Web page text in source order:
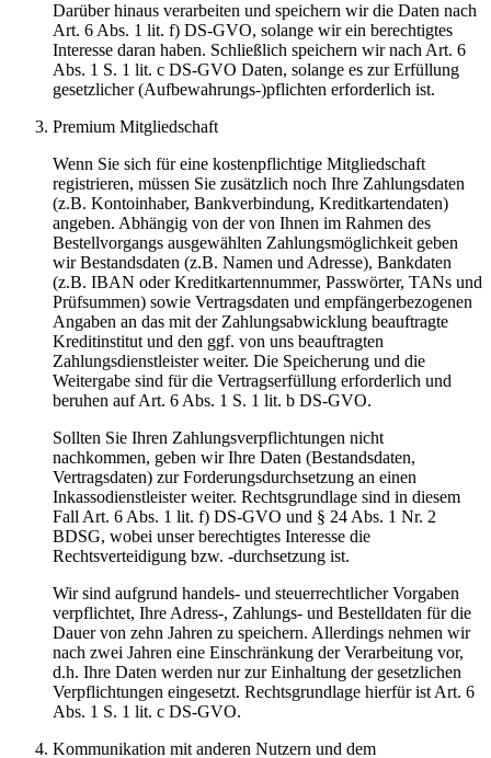
Darüber hinaus verarbeiten und speichern wir die Daten nach
Art. 6 Abs. 1 lit. f) DS-GVO, solange wir ein berechtigtes
Interesse daran haben. Schließlich speichern wir nach Art. 6
Abs. 1 S. 1 lit. c DS-GVO Daten, solange es zur Erfüllung
gesetzlicher (Aufbewahrungs-)pflichten erforderlich ist.
Premium Mitgliedschaft
Wenn Sie sich für eine kostenpflichtige Mitgliedschaft
registrieren, müssen Sie zusätzlich noch Ihre Zahlungsdaten
(z.B. Kontoinhaber, Bankverbindung, Kreditkartendaten)
angeben. Abhängig von der von Ihnen im Rahmen des
Bestellvorgangs ausgewählten Zahlungsmöglichkeit geben
wir Bestandsdaten (z.B. Namen und Adresse), Bankdaten
(z.B. IBAN oder Kreditkartennummer, Passwörter, TANs und
Prüfsummen) sowie Vertragsdaten und empfängerbezogenen
Angaben an das mit der Zahlungsabwicklung beauftragte
Kreditinstitut und den ggf. von uns beauftragten
Zahlungsdienstleister weiter. Die Speicherung und die
Weitergabe sind für die Vertragserfüllung erforderlich und
beruhen auf Art. 6 Abs. 1 S. 1 lit. b DS-GVO.
Sollten Sie Ihren Zahlungsverpflichtungen nicht
nachkommen, geben wir Ihre Daten (Bestandsdaten,
Vertragsdaten) zur Forderungsdurchsetzung an einen
Inkassodienstleister weiter. Rechtsgrundlage sind in diesem
Fall Art. 6 Abs. 1 lit. f) DS-GVO und § 24 Abs. 1 Nr. 2
BDSG, wobei unser berechtigtes Interesse die
Rechtsverteidigung bzw. -durchsetzung ist.
Wir sind aufgrund handels- und steuerrechtlicher Vorgaben
verpflichtet, Ihre Adress-, Zahlungs- und Bestelldaten für die
Dauer von zehn Jahren zu speichern. Allerdings nehmen wir
nach zwei Jahren eine Einschränkung der Verarbeitung vor,
d.h. Ihre Daten werden nur zur Einhaltung der gesetzlichen
Verpflichtungen eingesetzt. Rechtsgrundlage hierfür ist Art. 6
Abs. 1 S. 1 lit. c DS-GVO.
Kommunikation mit anderen Nutzern und dem